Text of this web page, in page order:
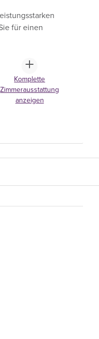
für einen
Komplette
Zimmerausstattung
anzeigen